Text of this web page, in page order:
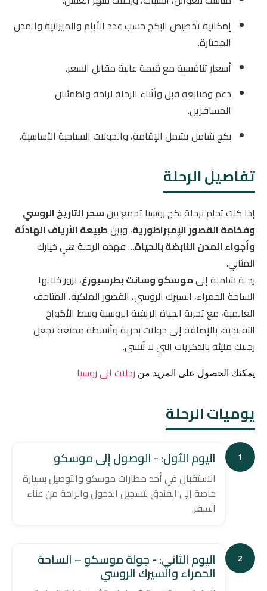
إمكانية تخصيص البكج حسب عدد الأيام والميزانية والمدن
المختارة.
أسعار تنافسية مع قيمة عالية مقابل السعر.
دعم ومتابعة قبل وأثناء الرحلة لراحة واطمئنان
المسافرين.
بكج شامل يشمل الإقامة، والجولات السياحية الأساسية.
تفاصيل الرحلة
إذا كنت تحلم برحلة بكج روسيا تجمع بينسحر التاريخ الروسي
وفخامة القصور الإمبراطورية، وبينطبيعة الأرياف الهادئة
وأجواء المدن النابضة بالحياة… فهذه الرحلة هي خيارك
المثالي.
رحلة شاملة إلىموسكو وسانت بطرسبورغ، نزور خلالها
الساحة الحمراء، السيرك الروسي، القصور الملكية، المتاحف
العالمية، مع تجربة الحياة الريفية الروسية وسط الأكواخ
التقليدية، بالإضافة إلى جولات بحرية وأنشطة ممتعة تجعل
رحلتك مليئة بالذكريات التي لا تُنسى.
يمكنك الحصول على المزيد من رحلات الى روسيا
يوميات الرحلة
1 اليوم الأول: - الوصول إلى موسكو
الاستقبال في أحد مطارات موسكو والتوصيل بسيارة
خاصة إلى الفندق لتسجيل الدخول والراحة من عناء
السفر.
2 اليوم الثاني: - جولة موسكو – الساحة
الحمراء والسيرك الروسي